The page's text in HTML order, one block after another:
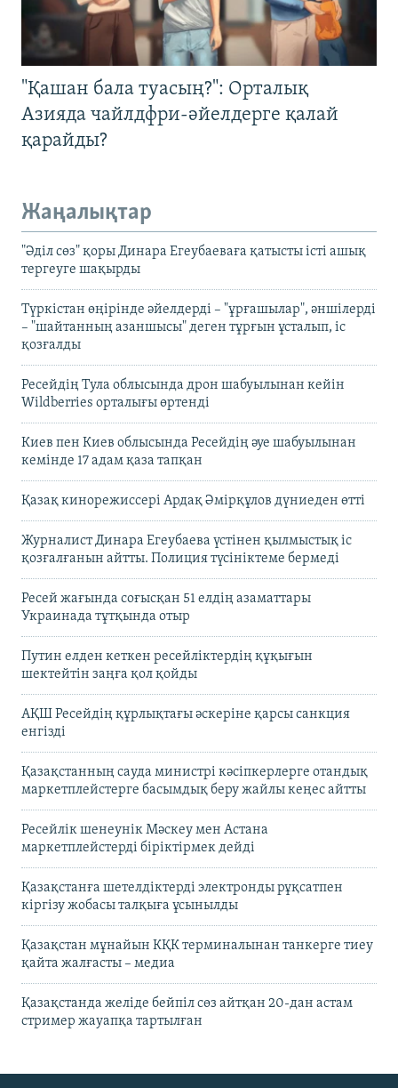
"Қашан бала туасың?": Орталық
Азияда чайлдфри-әйелдерге қалай
қарайды?
Жаңалықтар
"Әділ сөз" қоры Динара Егеубаеваға қатысты істі ашық
тергеуге шақырды
Түркістан өңірінде әйелдерді – "ұрғашылар", әншілерді
– "шайтанның азаншысы" деген тұрғын ұсталып, іс
қозғалды
Ресейдің Тула облысында дрон шабуылынан кейін
Wildberries орталығы өртенді
Киев пен Киев облысында Ресейдің әуе шабуылынан
кемінде 17 адам қаза тапқан
Қазақ кинорежиссері Ардақ Әмірқұлов дүниеден өтті
Журналист Динара Егеубаева үстінен қылмыстық іс
қозғалғанын айтты. Полиция түсініктеме бермеді
Ресей жағында соғысқан 51 елдің азаматтары
Украинада тұтқында отыр
Путин елден кеткен ресейліктердің құқығын
шектейтін заңға қол қойды
АҚШ Ресейдің құрлықтағы әскеріне қарсы санкция
енгізді
Қазақстанның сауда министрі кәсіпкерлерге отандық
маркетплейстерге басымдық беру жайлы кеңес айтты
Ресейлік шенеунік Мәскеу мен Астана
маркетплейстерді біріктірмек дейді
Қазақстанға шетелдіктерді электронды рұқсатпен
кіргізу жобасы талқыға ұсынылды
Қазақстан мұнайын КҚК терминалынан танкерге тиеу
қайта жалғасты – медиа
Қазақстанда желіде бейпіл сөз айтқан 20-дан астам
стример жауапқа тартылған